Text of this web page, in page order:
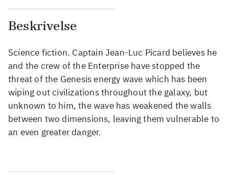
Beskrivelse
Science fiction. Captain Jean-Luc Picard believes he
and the crew of the Enterprise have stopped the
threat of the Genesis energy wave which has been
wiping out civilizations throughout the galaxy, but
unknown to him, the wave has weakened the walls
between two dimensions, leaving them vulnerable to
an even greater danger.